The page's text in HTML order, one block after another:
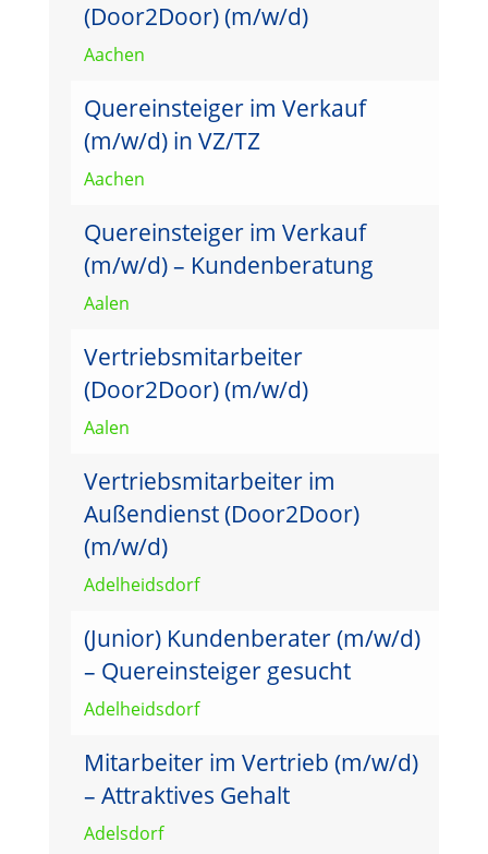
(Door2Door) (m/w/d)
Aachen
Quereinsteiger im Verkauf
(m/w/d) in VZ/TZ
Aachen
Quereinsteiger im Verkauf
(m/w/d) – Kundenberatung
Aalen
Vertriebsmitarbeiter
(Door2Door) (m/w/d)
Aalen
Vertriebsmitarbeiter im
Außendienst (Door2Door)
(m/w/d)
Adelheidsdorf
(Junior) Kundenberater (m/w/d)
– Quereinsteiger gesucht
Adelheidsdorf
Mitarbeiter im Vertrieb (m/w/d)
– Attraktives Gehalt
Adelsdorf